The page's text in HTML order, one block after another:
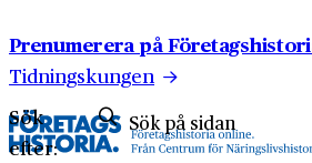
Prenumerera på
Tidningskungen
Sök
efter: